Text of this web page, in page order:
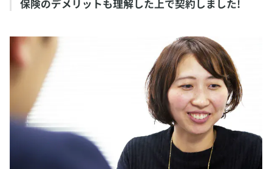
​保険のデメリットも理解した上で契約しました!